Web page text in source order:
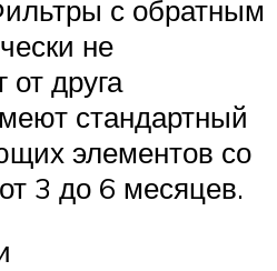
с обратным
не
от друга
стандартный
элементов со
3 до 6 месяцев.